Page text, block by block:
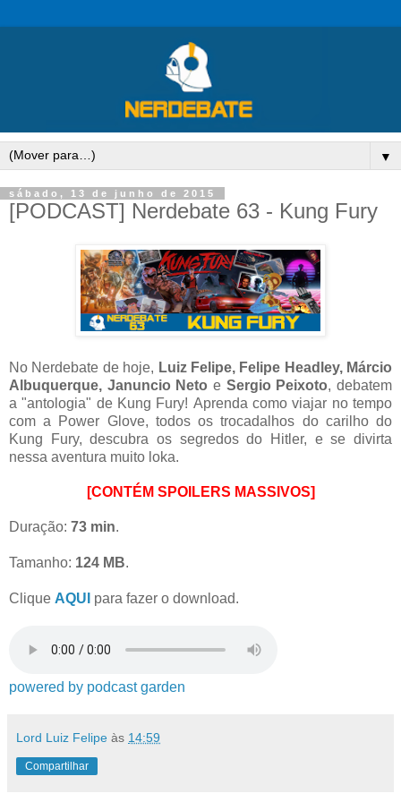
▼
sábado, 13 de junho de 2015
[PODCAST] Nerdebate 63 - Kung Fury
No Nerdebate de hoje, Luiz Felipe, Felipe Headley, Márcio
Albuquerque, Januncio Neto e Sergio Peixoto, debatem
a "antologia" de Kung Fury! Aprenda como viajar no tempo
com a Power Glove, todos os trocadalhos do carilho do
Kung Fury, descubra os segredos do Hitler, e se divirta
nessa aventura muito loka.
[CONTÉM SPOILERS MASSIVOS]
Duração: 73 min.
Tamanho: 124 MB.
Clique AQUI para fazer o download.
powered by podcast garden
Lord Luiz Felipe às 14:59
Compartilhar